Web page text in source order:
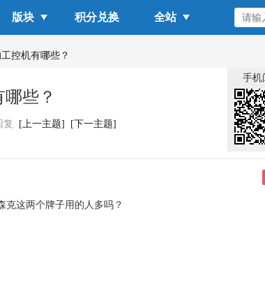
版块 积分兑换 全站
控机有哪些？
些？
复 [上一主题] [下一主题]
手机
克这两个牌子用的人多吗？